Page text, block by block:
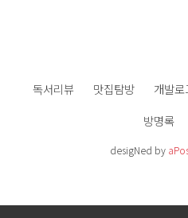
독서리뷰 맛집탐방 개발로
방명록
desigNed by